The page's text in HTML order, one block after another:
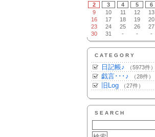
2
3 4 5 6
9
10 11 12 13
16
17 18 19 20
23
24 25 26 27
30
31 - - -
CATEGORY
日記帳♪ （5973件）
戯言･･･♪ （28件）
旧Log （27件）
SEARCH